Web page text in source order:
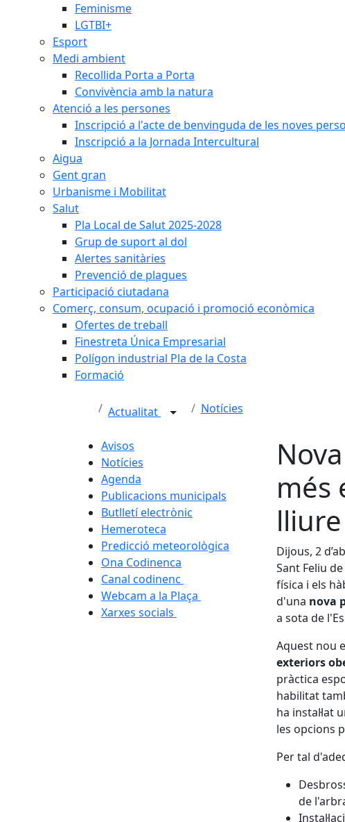
Feminisme
LGTBI+
Esport
Medi ambient
Recollida Porta a Porta
Convivència amb la natura
Atenció a les persones
Inscripció a l'acte de benvinguda de les noves
Inscripció a la Jornada Intercultural
Aigua
Gent gran
Urbanisme i Mobilitat
Salut
Pla Local de Salut 2025-2028
Grup de suport al dol
Alertes sanitàries
Prevenció de plagues
Participació ciutadana
Comerç, consum, ocupació i promoció econòmica
Ofertes de treball
Finestreta Única Empresarial
Polígon industrial Pla de la Costa
Formació
Actualitat Notícies
Avisos
Notícies
Agenda
Publicacions municipals
Butlletí electrònic
Hemeroteca
Predicció meteorològica
Ona Codinenca
Canal codinenc
Webcam a la Plaça
Xarxes socials
més
lliure
Dijous, 2
Sant Feliu
física i els
d'una nova
a sota de
Aquest nou
exteriors
pràctica
habilitat
ha instal·lat
les opcions
Per tal
de